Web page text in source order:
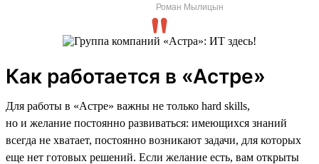
Роман Мылицын
Как работается в «Астре»
Для работы в «Астре» важны не только hard skills,
но и желание постоянно развиваться: имеющихся знаний
всегда не хватает, постоянно возникают задачи, для которых
еще нет готовых решений. Если желание есть, вам открыты